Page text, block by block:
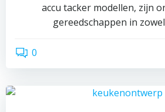
accu tacker modellen, zijn
gereedschappen in
0